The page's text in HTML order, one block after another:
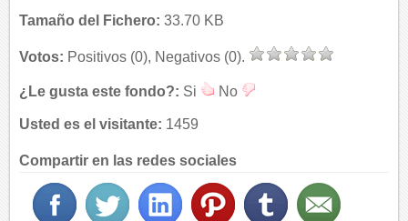
Tamaño del Fichero: 33.70 KB
Votos: Positivos (0), Negativos (0).
¿Le gusta este fondo?: Si No
Usted es el visitante: 1459
Compartir en las redes sociales